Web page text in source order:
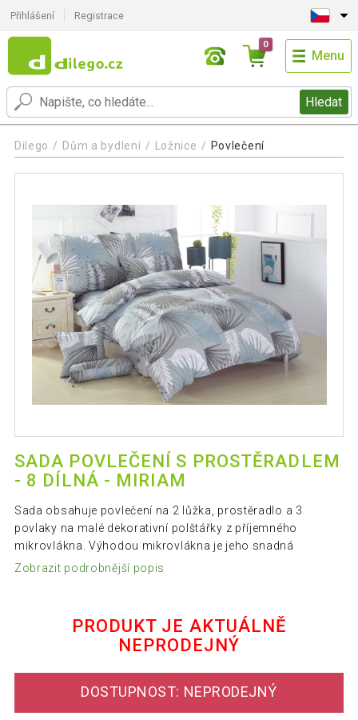
Přihlášení Registrace
Hledat
0
Menu
Dilego Dům a bydlení Ložnice Povlečení
SADA POVLEČENÍ S PROSTĚRADLEM
- 8 DÍLNÁ - MIRIAM
Sada obsahuje povlečení na 2 lůžka, prostěradlo a 3
povlaky na malé dekorativní polštářky z příjemného
mikrovlákna. Výhodou mikrovlákna je jeho snadná
Zobrazit podrobnější popis
PRODUKT JE AKTUÁLNĚ
NEPRODEJNÝ
DOSTUPNOST: NEPRODEJNÝ